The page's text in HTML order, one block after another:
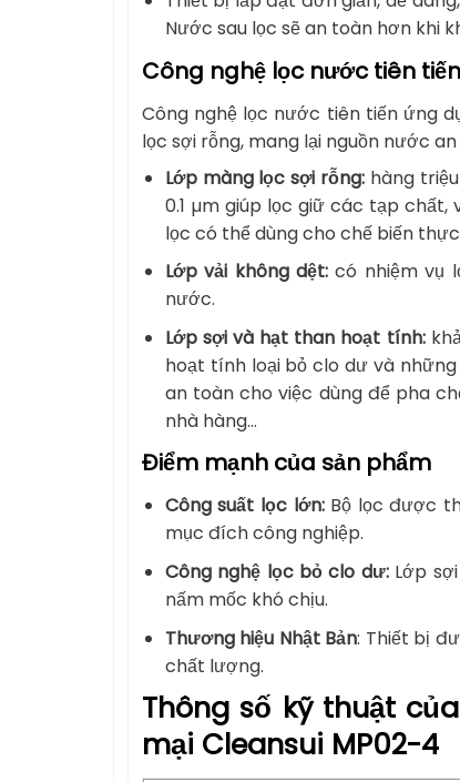
Nước sau lọc sẽ an toàn hơn khi
Công nghệ lọc nước tiên tiến
Công nghệ lọc nước tiên tiến ứng
lọc sợi rỗng, mang lại nguồn nước
Lớp màng lọc sợi rỗng: hàng
0.1 µm giúp lọc giữ các tạp chất,
lọc có thể dùng cho chế biến
Lớp vải không dệt:có nhiệm vụ
nước.
Lớp sợi và hạt than hoạt tính:
hoạt tính loại bỏ clo dư và
an toàn cho việc dùng để pha
nhà hàng…
Điểm mạnh của sản phẩm
Công suất lọc lớn: Bộ lọc được
mục đích công nghiệp.
Công nghệ lọc bỏ clo dư: Lớp
nấm mốc khó chịu.
Thương hiệu Nhật Bản: Thiết bị
chất lượng.
Thông số kỹ thuật
mại Cleansui MP02-4